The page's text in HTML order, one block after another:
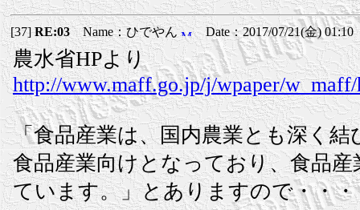
[37]RE:03Name：ひでやん Date：2017/07/21(金) 01:10
農水省HPより
http://www.maff.go.jp/j/wpaper/
「食品産業は、国内農業とも深く
食品産業向けとなっており、食品
ています。」とありますので・・・